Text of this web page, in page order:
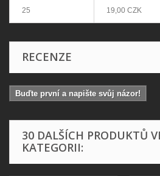
25 19,00 CZK
RECENZE
Buďte první a napište svůj názor!
30 DALŠÍCH PRODUKTŮ
KATEGORII: